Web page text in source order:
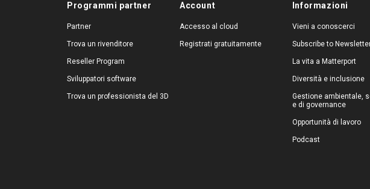
Programmi partner
Partner
Trova un rivenditore
Reseller Program
Sviluppatori software
Trova un professionista del 3D
Account
Accesso al cloud
Registrati gratuitamente
Informazioni
Vieni a conoscerci
Subscribe to
La vita a Matterport
Diversità e inclusione
Gestione ambientale,
e di governance
Opportunità di lavoro
Podcast